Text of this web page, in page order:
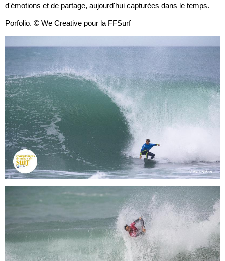
d'émotions et de partage, aujourd'hui capturées dans le temps.
Porfolio. © We Creative pour la FFSurf